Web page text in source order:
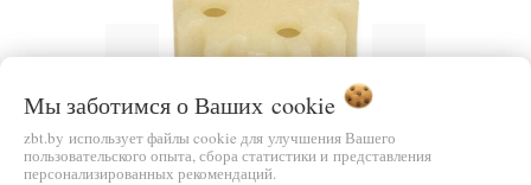
Previous
Мы заботимся о Ваших cookie
zbt.by использует файлы cookie для улучшения Вашего
пользовательского опыта, сбора статистики и представления
персонализированных рекомендаций.